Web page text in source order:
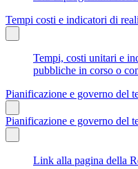
Tempi costi e indicatori di
Tempi, costi unitari e
pubbliche in corso o
Pianificazione e governo del
Pianificazione e governo del
Link alla pagina della